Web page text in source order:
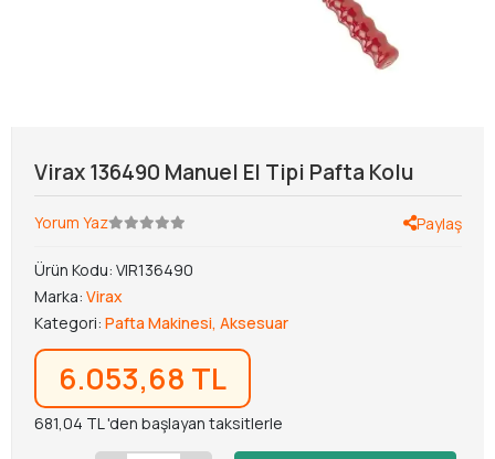
Virax 136490 Manuel El Tipi Pafta Kolu
Yorum Yaz Paylaş
Ürün Kodu: VIR136490
Marka: Virax
Kategori: Pafta Makinesi, Aksesuar
6.053,68 TL
681,04 TL 'den başlayan taksitlerle